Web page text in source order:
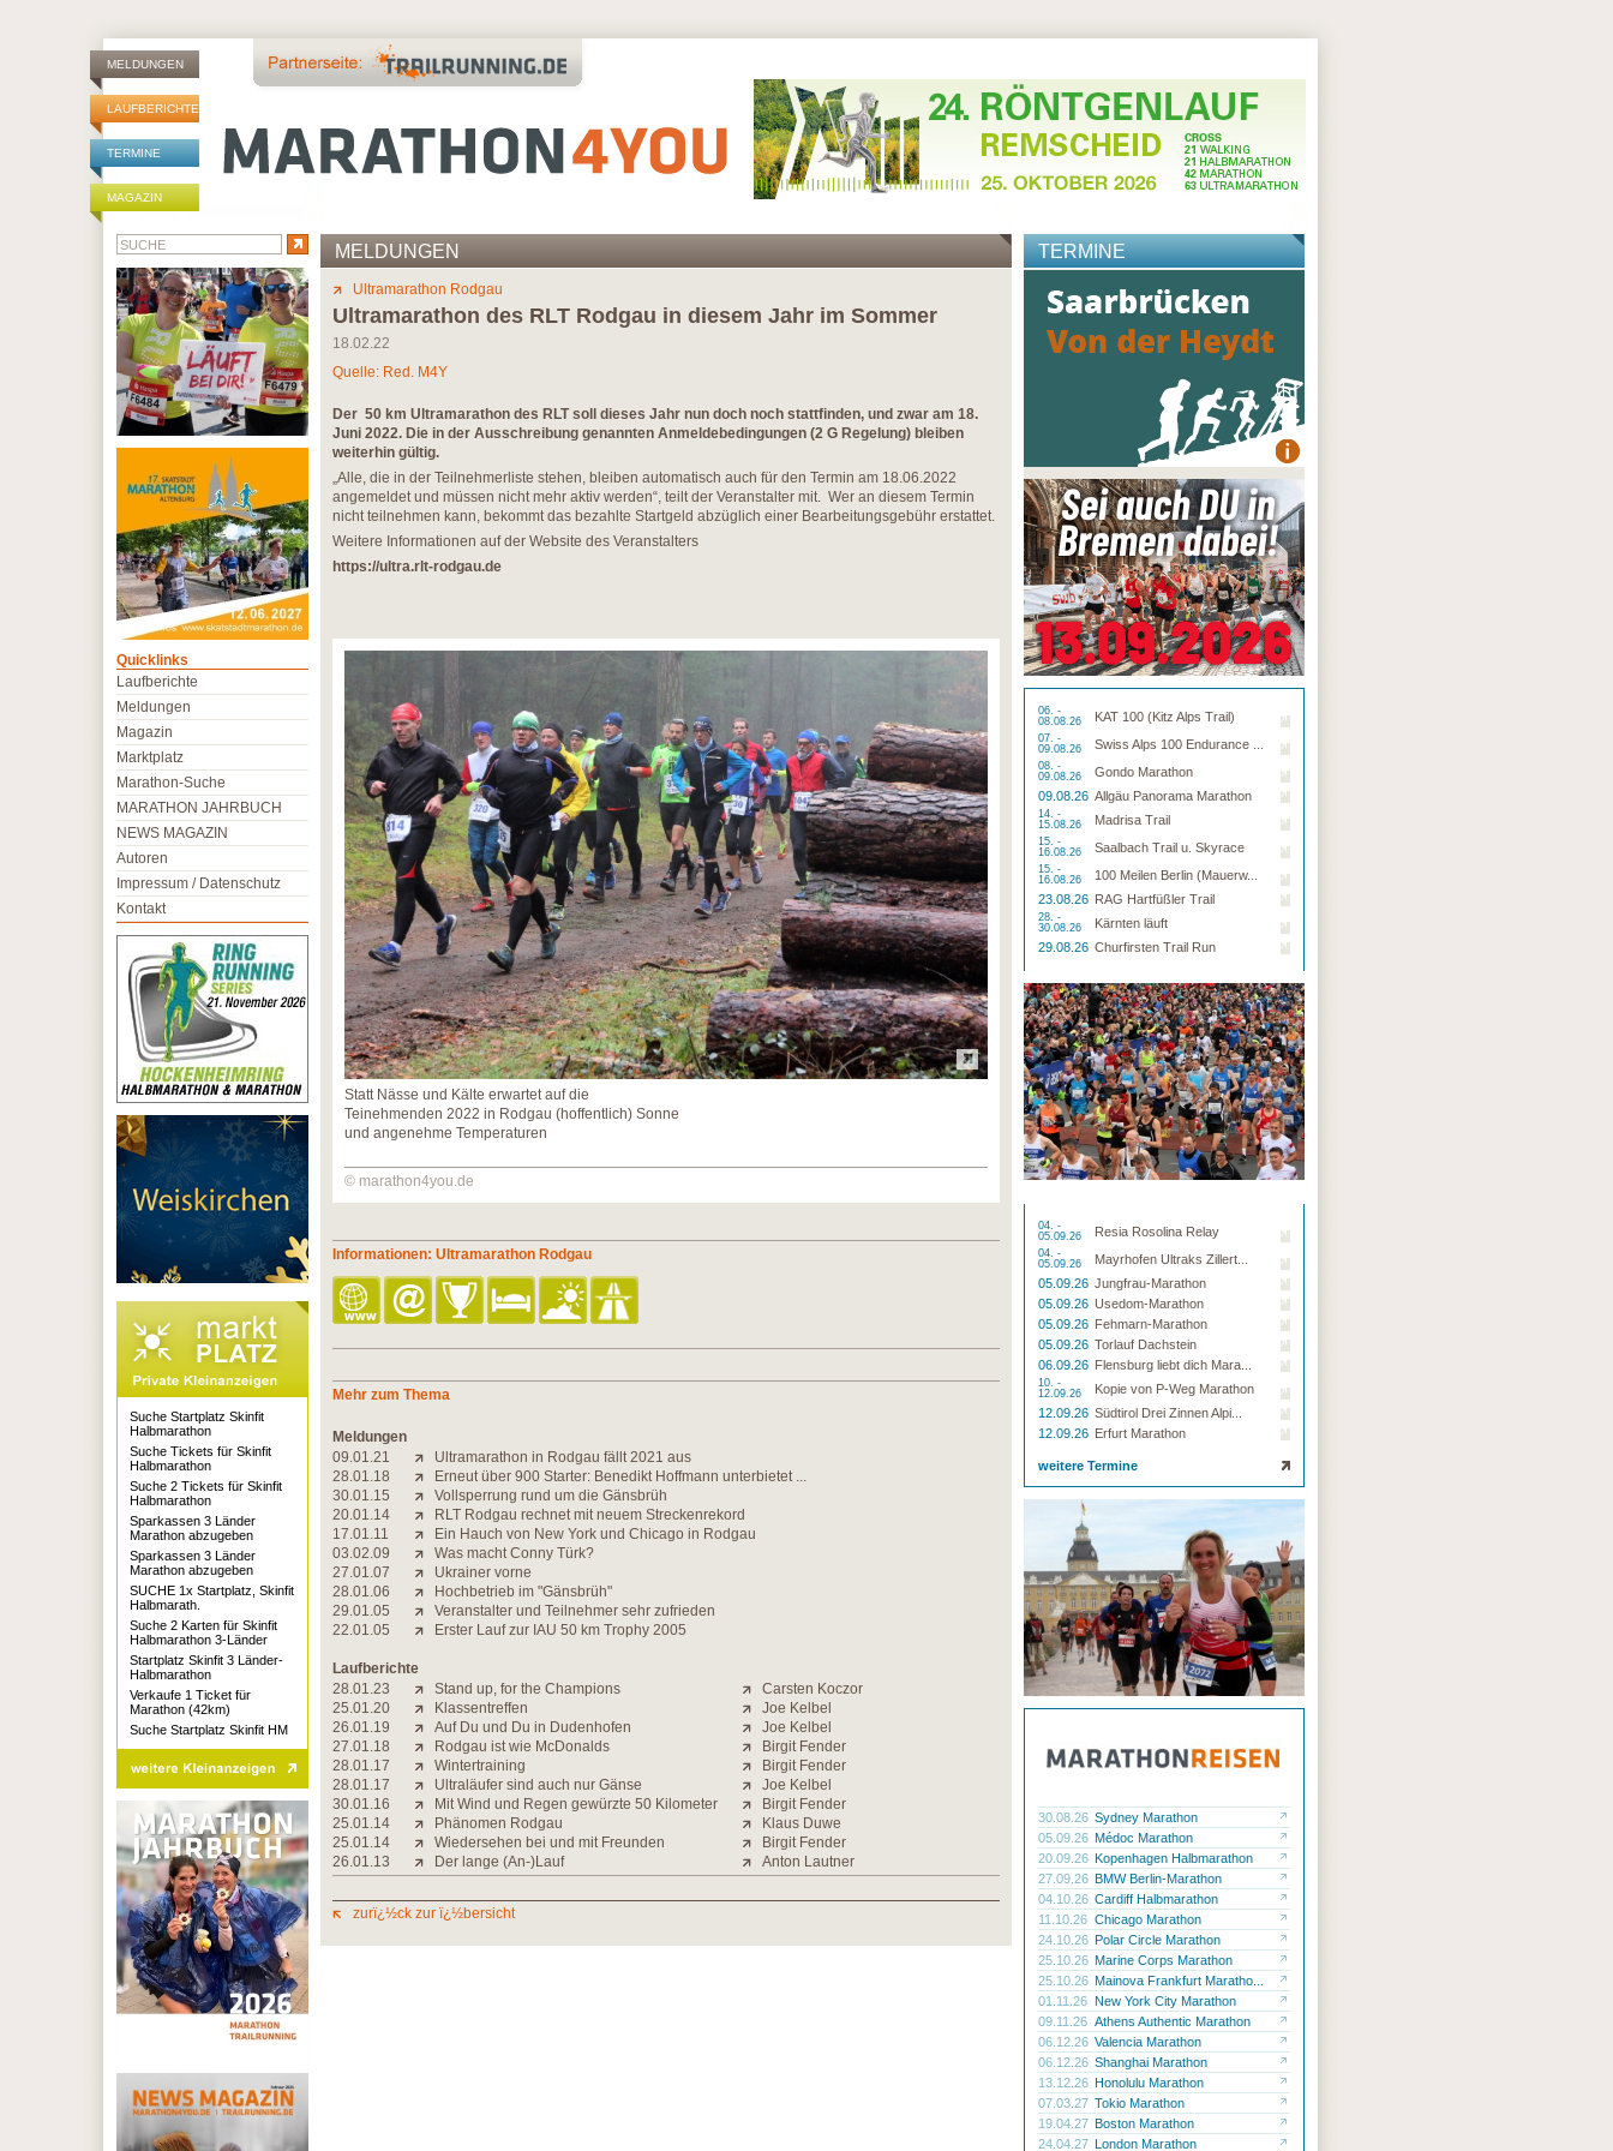
MELDUNGEN
LAUFBERICHTE
TERMINE
MAGAZIN
MELDUNGEN
Ultramarathon Rodgau
Ultramarathon des RLT Rodgau in diesem Jahr im Sommer
18.02.22
Quelle: Red. M4Y
Der 50 km Ultramarathon des RLT soll dieses Jahr nun doch noch stattfinden, und zwar am 18.
Juni 2022. Die in der Ausschreibung genannten Anmeldebedingungen (2 G Regelung) bleiben
weiterhin gültig.
„Alle, die in der Teilnehmerliste stehen, bleiben automatisch auch für den Termin am 18.06.2022
angemeldet und müssen nicht mehr aktiv werden“, teilt der Veranstalter mit. Wer an diesem Termin
nicht teilnehmen kann, bekommt das bezahlte Startgeld abzüglich einer Bearbeitungsgebühr erstattet.
Weitere Informationen auf der Website des Veranstalters
https://ultra.rlt-rodgau.de
Statt Nässe und Kälte erwartet auf die
Teinehmenden 2022 in Rodgau (hoffentlich) Sonne
und angenehme Temperaturen
© marathon4you.de
Informationen: Ultramarathon Rodgau
Mehr zum Thema
Meldungen
09.01.21
Ultramarathon in Rodgau fällt 2021 aus
28.01.18
Erneut über 900 Starter: Benedikt Hoffmann unterbietet ...
30.01.15
Vollsperrung rund um die Gänsbrüh
20.01.14
RLT Rodgau rechnet mit neuem Streckenrekord
17.01.11
Ein Hauch von New York und Chicago in Rodgau
03.02.09
Was macht Conny Türk?
27.01.07
Ukrainer vorne
28.01.06
Hochbetrieb im "Gänsbrüh"
29.01.05
Veranstalter und Teilnehmer sehr zufrieden
22.01.05
Erster Lauf zur IAU 50 km Trophy 2005
Laufberichte
28.01.23
Stand up, for the Champions
Carsten Koczor
25.01.20
Klassentreffen
Joe Kelbel
26.01.19
Auf Du und Du in Dudenhofen
Joe Kelbel
27.01.18
Rodgau ist wie McDonalds
Birgit Fender
28.01.17
Wintertraining
Birgit Fender
28.01.17
Ultraläufer sind auch nur Gänse
Joe Kelbel
30.01.16
Mit Wind und Regen gewürzte 50 Kilometer
Birgit Fender
25.01.14
Phänomen Rodgau
Klaus Duwe
25.01.14
Wiedersehen bei und mit Freunden
Birgit Fender
26.01.13
Der lange (An-)Lauf Anton Lautner
zurï¿½ck zur ï¿½bersicht
TERMINE
06. -
08.08.26
KAT 100 (Kitz Alps Trail)
07. -
09.08.26
Swiss Alps 100 Endurance ...
08. -
09.08.26
Gondo Marathon
09.08.26 Allgäu Panorama Marathon
14. -
15.08.26
Madrisa Trail
15. -
16.08.26
Saalbach Trail u. Skyrace
15. -
16.08.26
100 Meilen Berlin (Mauerw...
23.08.26 RAG Hartfüßler Trail
28. -
30.08.26
Kärnten läuft
29.08.26 Churfirsten Trail Run
04. -
05.09.26
Resia Rosolina Relay
04. -
05.09.26
Mayrhofen Ultraks Zillert...
05.09.26 Jungfrau-Marathon
05.09.26 Usedom-Marathon
05.09.26 Fehmarn-Marathon
05.09.26 Torlauf Dachstein
06.09.26 Flensburg liebt dich Mara...
10. -
12.09.26
Kopie von P-Weg Marathon
12.09.26 Südtirol Drei Zinnen Alpi...
12.09.26 Erfurt Marathon
weitere Termine
30.08.26 Sydney Marathon
05.09.26 Médoc Marathon
20.09.26 Kopenhagen Halbmarathon
27.09.26 BMW Berlin-Marathon
04.10.26 Cardiff Halbmarathon
11.10.26 Chicago Marathon
24.10.26 Polar Circle Marathon
25.10.26 Marine Corps Marathon
25.10.26 Mainova Frankfurt Maratho...
01.11.26 New York City Marathon
09.11.26 Athens Authentic Marathon
06.12.26 Valencia Marathon
06.12.26 Shanghai Marathon
13.12.26 Honolulu Marathon
07.03.27 Tokio Marathon
19.04.27 Boston Marathon
24.04.27 London Marathon
Quicklinks
Laufberichte
Meldungen
Magazin
Marktplatz
Marathon-Suche
MARATHON JAHRBUCH
NEWS MAGAZIN
Autoren
Impressum / Datenschutz
Kontakt
Suche Startplatz Skinfit
Halbmarathon
Suche Tickets für Skinfit
Halbmarathon
Suche 2 Tickets für Skinfit
Halbmarathon
Sparkassen 3 Länder
Marathon abzugeben
Sparkassen 3 Länder
Marathon abzugeben
SUCHE 1x Startplatz, Skinfit
Halbmarath.
Suche 2 Karten für Skinfit
Halbmarathon 3-Länder
Startplatz Skinfit 3 Länder-
Halbmarathon
Verkaufe 1 Ticket für
Marathon (42km)
Suche Startplatz Skinfit HM